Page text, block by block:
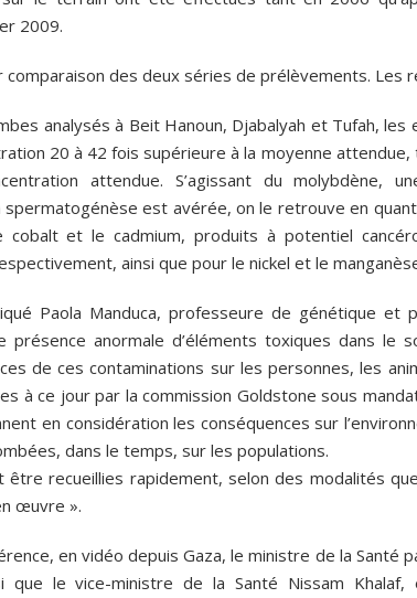
2009.
comparaison des deux séries de prélèvements. Les
analysés à Beit Hanoun, Djabalyah et Tufah,
20 à 42 fois supérieure à la moyenne
attendue. S’agissant du molybdène,
est avérée, on le retrouve en
cobalt et le cadmium, produits à potentiel
ainsi que pour le nickel et le
Paola Manduca, professeure de génétique et
présence anormale d’éléments toxiques dans le
de ces contaminations sur les personnes, les
à ce jour par la commission Goldstone sous
en considération les conséquences sur
dans le temps, sur les populations.
être recueillies rapidement, selon des modalités
œuvre ».
en vidéo depuis Gaza, le ministre de la Santé
que le vice-ministre de la Santé Nissam